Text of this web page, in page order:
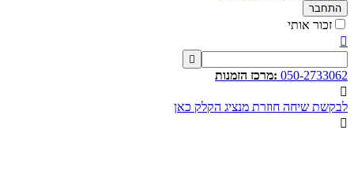
התחבר
זכור אותי


050-2733062 :מרכז הזמנות

לבקשת שיחה חוזרת מנציג הקלק כאן
